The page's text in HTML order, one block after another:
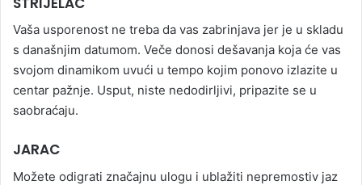
Vaša usporenost ne treba da vas zabrinjava jer je u skladu
s današnjim datumom. Veče donosi dešavanja koja će vas
svojom dinamikom uvući u tempo kojim ponovo izlazite u
centar pažnje. Usput, niste nedodirljivi, pripazite se u
saobraćaju.
JARAC
Možete odigrati značajnu ulogu i ublažiti nepremostiv jaz